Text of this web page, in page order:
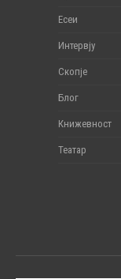
Есеи
Интервју
Скопје
Блог
Книжевност
Театар